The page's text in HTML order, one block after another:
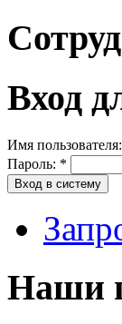
Вход
Имя пользователя:
Пароль: *
Наши